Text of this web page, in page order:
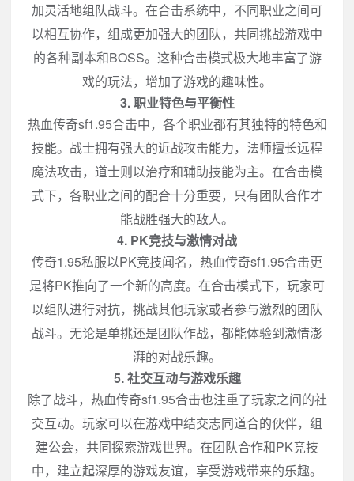
加灵活地组队战斗。在合击系统中，不同职业之间可
以相互协作，组成更加强大的团队，共同挑战游戏中
的各种副本和BOSS。这种合击模式极大地丰富了游
戏的玩法，增加了游戏的趣味性。
3. 职业特色与平衡性
热血传奇sf1.95合击中，各个职业都有其独特的特色和
技能。战士拥有强大的近战攻击能力，法师擅长远程
魔法攻击，道士则以治疗和辅助技能为主。在合击模
式下，各职业之间的配合十分重要，只有团队合作才
能战胜强大的敌人。
4. PK竞技与激情对战
传奇1.95私服以PK竞技闻名，热血传奇sf1.95合击更
是将PK推向了一个新的高度。在合击模式下，玩家可
以组队进行对抗，挑战其他玩家或者参与激烈的团队
战斗。无论是单挑还是团队作战，都能体验到激情澎
湃的对战乐趣。
5. 社交互动与游戏乐趣
除了战斗，热血传奇sf1.95合击也注重了玩家之间的社
交互动。玩家可以在游戏中结交志同道合的伙伴，组
建公会，共同探索游戏世界。在团队合作和PK竞技
中，建立起深厚的游戏友谊，享受游戏带来的乐趣。